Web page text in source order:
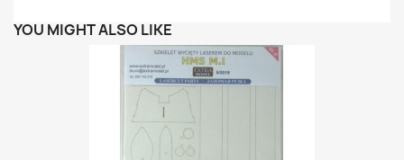
YOU MIGHT ALSO LIKE